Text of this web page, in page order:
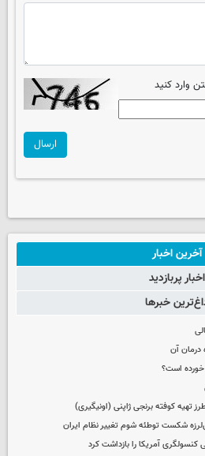
وارد کنید
ارسال
آخرین اخبار
اخبار پربازدید
خبرها
درمان آن
خورده است؟
تهیه کوفته برنجی ژاپنی (اونیگیری)
شکست توطئه شوم تغییر نظام ایران
کنسولگری آمریکا را بازداشت کرد